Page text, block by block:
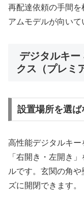
再配達依頼の手間を
アムモデルが向いて
デジタルキー
クス（プレミ
設置場所を選
高性能デジタルキ
「右開き・左開き
ルです。玄関の角
ズに開閉できます。